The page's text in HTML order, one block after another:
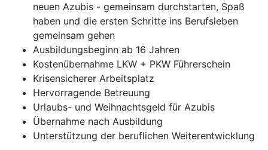
neuen Azubis - gemeinsam durchstarten, Spaß
haben und die ersten Schritte ins Berufsleben
gemeinsam gehen
Ausbildungsbeginn ab 16 Jahren
Kostenübernahme LKW + PKW Führerschein
Krisensicherer Arbeitsplatz
Hervorragende Betreuung
Urlaubs- und Weihnachtsgeld für Azubis
Übernahme nach Ausbildung
Unterstützung der beruflichen Weiterentwicklung